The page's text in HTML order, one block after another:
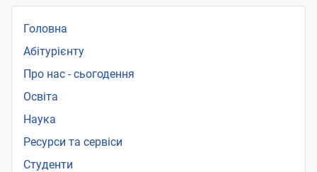
Головна
Абітурієнту
Про нас - сьогодення
Освіта
Наука
Ресурси та сервіси
Студенти